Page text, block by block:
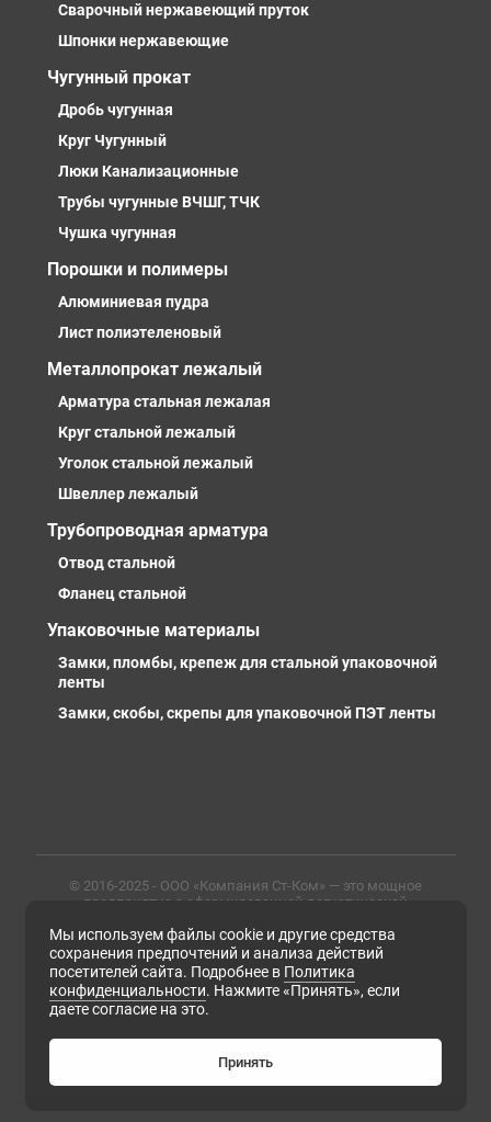
Сварочный нержавеющий пруток
Шпонки нержавеющие
Чугунный прокат
Дробь чугунная
Круг Чугунный
Люки Канализационные
Трубы чугунные ВЧШГ, ТЧК
Чушка чугунная
Порошки и полимеры
Алюминиевая пудра
Лист полиэтеленовый
Металлопрокат лежалый
Арматура стальная лежалая
Круг стальной лежалый
Уголок стальной лежалый
Швеллер лежалый
Трубопроводная арматура
Отвод стальной
Фланец стальной
Упаковочные материалы
Замки, пломбы, крепеж для стальной упаковочной
ленты
Замки, скобы, скрепы для упаковочной ПЭТ ленты
© 2016-2025 - ООО «Компания Ст-Ком» — это мощное
предприятие с сформированной логистической
профессиональными сотрудниками. Предлагаем
металлопрокат любых марок, типов и размеров с
доставкой в России и СНГ
ИНН 6679102638, ОГРН 1169658133171
Согласие на обработку персональных данных
Согласие на получение рассылки рекламно-
информационных материалов
Мы используем файлы cookie и другие средства
сохранения предпочтений и анализа действий
посетителей сайта. Подробнее в Политика
конфиденциальности. Нажмите «Принять», если
даете согласие на это.
Принять